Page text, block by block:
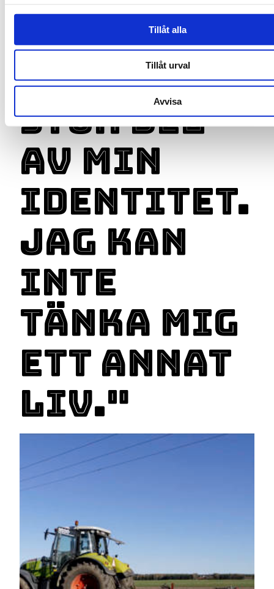
Tillåt alla
Tillåt urval
Avvisa
livsstil
och en
stor del
av min
identitet.
Jag kan
inte
tänka mig
ett annat
liv."